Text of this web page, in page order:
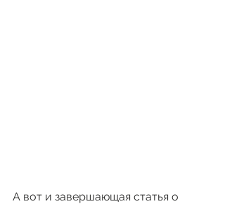
А вот и завершающая статья о